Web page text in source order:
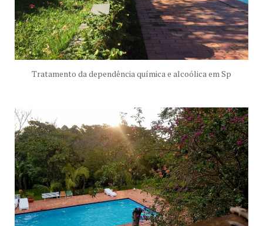
Tratamento da dependência química e alcoólica em Sp